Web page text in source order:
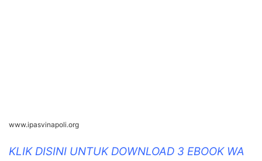
www.ipasvinapoli.org
KLIK DISINI UNTUK DOWNLOAD 3 EBOOK WA